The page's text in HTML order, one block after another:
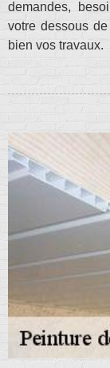
demandes,
votre dessous
bien vos travaux.